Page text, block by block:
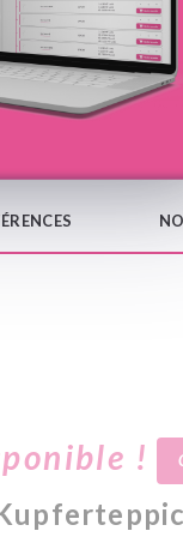
Notre
!